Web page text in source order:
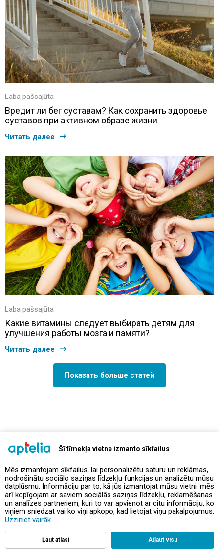
Šī tīmekļa vietne izmanto sīkfailus
Mēs izmantojam sīkfailus, lai personalizētu saturu un reklāmas,
nodrošinātu sociālo saziņas līdzekļu funkcijas un analizētu mūsu
datplūsmu. Informāciju par to, kā jūs izmantojat mūsu vietni, mēs
arī kopīgojam ar saviem sociālās saziņas līdzekļu, reklamēšanas
un analīzes partneriem, kuri to var apvienot ar citu informāciju, ko
viņiem sniedzat vai ko viņi apkopo, kad lietojat viņu pakalpojumus.
Uzziniet vairāk
Ļaut atlasi Atļaut visu
Laba pašsajūta
Вредит ли бег суставам? Как сохранить здоровье
суставов при активном образе жизни
Читать далее
Laba pašsajūta
Какие витамины следует выбирать детям для
улучшения работы мозга и памяти?
Читать далее
Показать больше статей
Предложения и акции
Контакты